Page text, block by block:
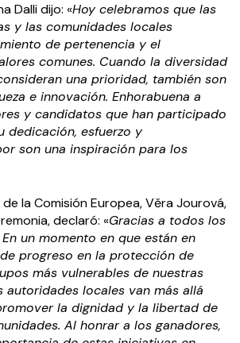
Dalli dijo: «Hoy celebramos que las
y las comunidades locales
de pertenencia y el
comunes. Cuando la diversidad
una prioridad, también son
e innovación. Enhorabuena a
y candidatos que han participado
dedicación, esfuerzo y
son una inspiración para los
la Comisión Europea, Věra Jourová,
declaró: «Gracias a todos los
un momento en que están en
progreso en la protección de
más vulnerables de nuestras
autoridades locales van más allá
la dignidad y la libertad de
Al honrar a los ganadores,